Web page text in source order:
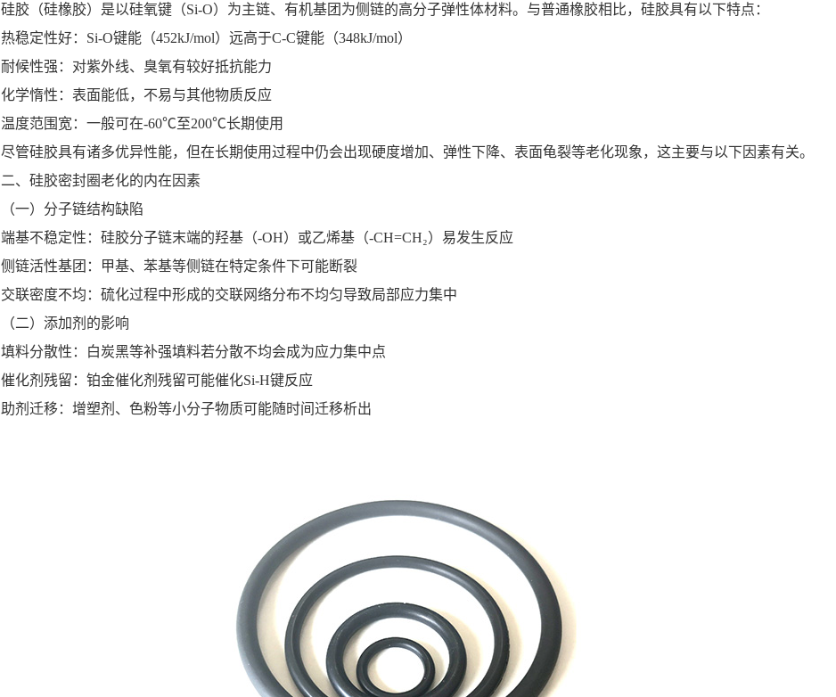
硅胶（硅橡胶）是以硅氧键（Si-O）为主链、有机基团为侧链的高分子弹性体材料。与普通橡胶相比，硅胶具有以下特点：
热稳定性好：Si-O键能（452kJ/mol）远高于C-C键能（348kJ/mol）
耐候性强：对紫外线、臭氧有较好抵抗能力
化学惰性：表面能低，不易与其他物质反应
温度范围宽：一般可在-60℃至200℃长期使用
尽管硅胶具有诸多优异性能，但在长期使用过程中仍会出现硬度增加、弹性下降、表面龟裂等老化现象，这主要与以下因素有关。
二、硅胶密封圈老化的内在因素
（一）分子链结构缺陷
端基不稳定性：硅胶分子链末端的羟基（-OH）或乙烯基（-CH=CH₂）易发生反应
侧链活性基团：甲基、苯基等侧链在特定条件下可能断裂
交联密度不均：硫化过程中形成的交联网络分布不均匀导致局部应力集中
（二）添加剂的影响
填料分散性：白炭黑等补强填料若分散不均会成为应力集中点
催化剂残留：铂金催化剂残留可能催化Si-H键反应
助剂迁移：增塑剂、色粉等小分子物质可能随时间迁移析出